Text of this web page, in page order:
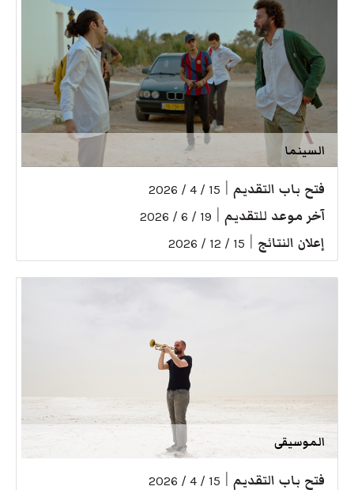
السينما
فتح باب التقديم 15 / 4 / 2026
آخر موعد للتقديم 19 / 6 / 2026
إعلان النتائج 15 / 12 / 2026
الموسيقى
فتح باب التقديم 15 / 4 / 2026